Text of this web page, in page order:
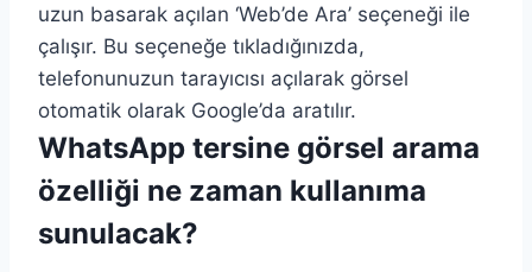
uzun basarak açılan ‘Web’de Ara’ seçeneği ile
çalışır. Bu seçeneğe tıkladığınızda,
telefonunuzun tarayıcısı açılarak görsel
otomatik olarak Google’da aratılır.
WhatsApp tersine görsel arama
özelliği ne zaman kullanıma
sunulacak?